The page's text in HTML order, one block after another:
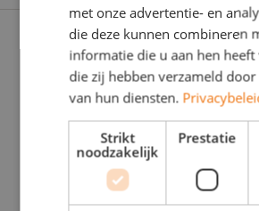
voor de wensen van relaties.
woorden: ondernemerschap,
betrouwbaarheid, innovatief en
met onze advertentie- en
die deze kunnen combineren
informatie die u aan hen
die zij hebben verzameld
van hun diensten.
Strikt
noodzakelijk
Prestatie